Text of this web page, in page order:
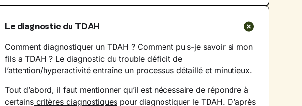
Le diagnostic du TDAH
Comment diagnostiquer un TDAH ? Comment puis-je savoir si mon
fils a TDAH ? Le diagnostic du trouble déficit de
l’attention/hyperactivité entraîne un processus détaillé et minutieux.
Tout d’abord, il faut mentionner qu’il est nécessaire de répondre à
certains critères diagnostiques pour diagnostiquer le TDAH. D’après